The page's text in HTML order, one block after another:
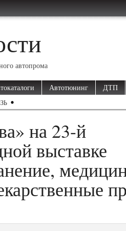
автопрома
Автотюнинг ДТП
на 23-й
выставке